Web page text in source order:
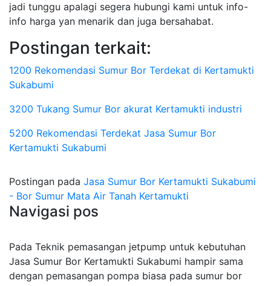
jadi tunggu apalagi segera hubungi kami untuk info-
info harga yan menarik dan juga bersahabat.
Postingan terkait:
1200 Rekomendasi Sumur Bor Terdekat di Kertamukti
Sukabumi
3200 Tukang Sumur Bor akurat Kertamukti industri
5200 Rekomendasi Terdekat Jasa Sumur Bor
Kertamukti Sukabumi
Postingan pada Jasa Sumur Bor Kertamukti Sukabumi
- Bor Sumur Mata Air Tanah Kertamukti
Navigasi pos
Pada Teknik pemasangan jetpump untuk kebutuhan
Jasa Sumur Bor Kertamukti Sukabumi hampir sama
dengan pemasangan pompa biasa pada sumur bor